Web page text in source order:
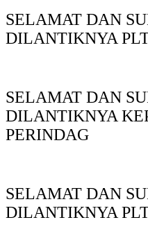
SELAMAT DAN
DILANTIKNYA
SELAMAT DAN
DILANTIKNYA
PERINDAG
SELAMAT DAN
DILANTIKNYA